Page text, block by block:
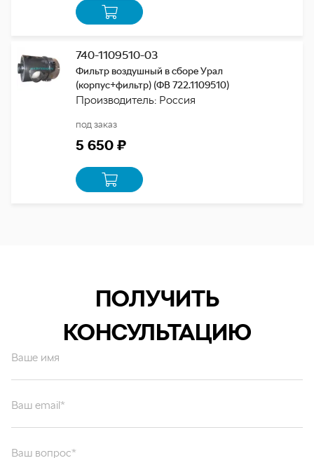
740-1109510-03
Фильтр воздушный в сборе Урал
(корпус+фильтр) (ФВ 722.1109510)
Производитель: Россия
под заказ
5 650 ₽
ПОЛУЧИТЬ
КОНСУЛЬТАЦИЮ
Ваше имя